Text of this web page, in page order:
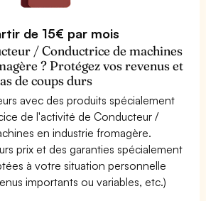
de 15€ par mois
/ Conductrice de machines
? Protégez vos revenus et
de coups durs
avec des produits spécialement
de l'activité de Conducteur /
en industrie fromagère.
prix et des garanties spécialement
à votre situation personnelle
importants ou variables, etc.)